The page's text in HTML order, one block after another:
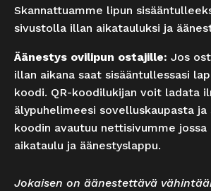
Skannattuamme lipun
sivustolla illan aikatauluksi ja
Äänestys ovilipun ostajille: Jos
illan aikana saat sisääntullessasi
koodi. QR-koodilukijan voit ladata
älypuhelimeesi sovelluskaupasta ja
koodin avautuu nettisivumme jossa
aikataulu ja äänestyslappu.
Jokaisen on äänestettävä